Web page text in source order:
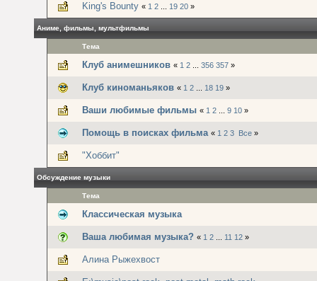
King's Bounty « 1 2 19 20 »
Аниме, фильмы, мультфильмы
Тема
Клуб анимешников « 1 2 356 357 »
Клуб киноманьяков « 1 2 18 19 »
Ваши любимые фильмы « 1 2 9 10 »
Помощь в поисках фильма « 1 2 3 Все »
"Хоббит"
Обсуждение музыки
Тема
Классическая музыка
Ваша любимая музыка? « 1 2 11 12 »
Алина Рыжехвост